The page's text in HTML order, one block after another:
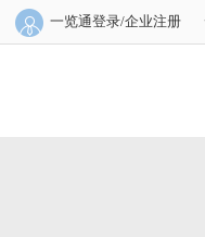
一览通登录/企业注册